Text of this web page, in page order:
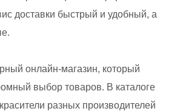
доставки быстрый и удобный, а
онлайн-магазин, который
выбор товаров. В каталоге
разных производителей